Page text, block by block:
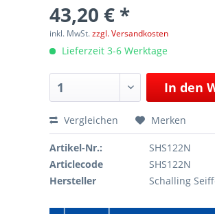
43,20 € *
inkl. MwSt.zzgl. Versandkosten
Lieferzeit 3-6 Werktage
In den
Vergleichen Merken
Artikel-Nr.:
SHS122N
Articlecode
SHS122N
Hersteller
Schalling